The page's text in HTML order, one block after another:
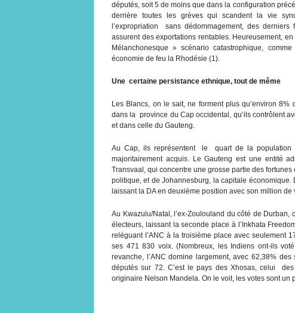
députés, soit 5 de moins que dans la configuration
derrière toutes les grèves qui scandent la vie
l’expropriation sans dédommagement, des
assurent des exportations rentables. Heureusement,
Mélanchonesque » scénario catastrophique,
économie de feu la Rhodésie (1).
Une certaine persistance ethnique, tout de même
Les Blancs, on le sait, ne forment plus qu’environ
dans la province du Cap occidental, qu’ils contrôlent
et dans celle du Gauteng.
Au Cap, ils représentent le quart de la population
majoritairement acquis. Le Gauteng est une entité
Transvaal, qui concentre une grosse partie des
politique, et de Johannesburg, la capitale économique.
laissant la DA en deuxième position avec son million de
Au Kwazulu/Natal, l’ex-Zoulouland du côté de
électeurs, laissant la seconde place à l’Inkhata
reléguant l’ANC à la troisième place avec seulement
ses 471 830 voix. (Nombreux, les Indiens ont-ils
revanche, l’ANC domine largement, avec 62,38%
députés sur 72. C’est le pays des Xhosas, celui
originaire Nelson Mandela. On le voit, les votes sont